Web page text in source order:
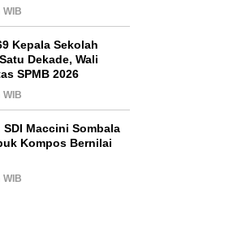
WIB
Kepala Sekolah
Dekade, Wali
SPMB 2026
WIB
Maccini Sombala
Kompos Bernilai
WIB